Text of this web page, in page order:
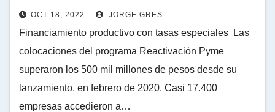
OCT 18, 2022 JORGE GRES
Financiamiento productivo con tasas especiales Las
colocaciones del programa Reactivación Pyme
superaron los 500 mil millones de pesos desde su
lanzamiento, en febrero de 2020. Casi 17.400
empresas accedieron a…